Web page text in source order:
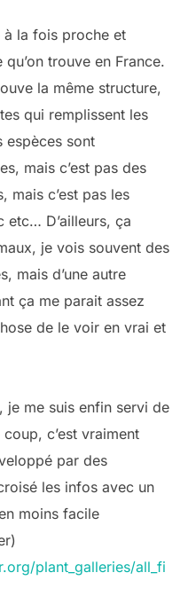
à la fois proche et
trouve en France.
la même structure,
qui remplissent les
espèces sont
mais c’est pas des
mais c’est pas les
etc… D’ailleurs, ça
je vois souvent des
mais d’une autre
ça me parait assez
de le voir en vrai et
je me suis enfin servi de
c’est vraiment
par des
les infos avec un
moins facile
plant_galleries/all_fi